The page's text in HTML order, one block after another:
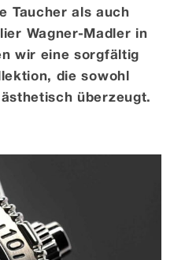
Taucher als auch
Wagner-Madler in
wir eine sorgfältig
die sowohl
überzeugt.